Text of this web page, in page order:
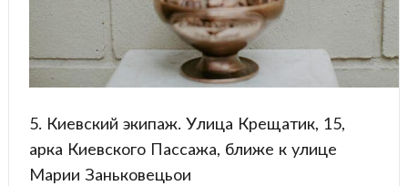
5. Киевский экипаж. Улица Крещатик, 15,
арка Киевского Пассажа, ближе к улице
Марии Заньковецьои